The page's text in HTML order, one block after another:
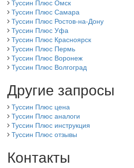
Туссин Плюс Омск
Туссин Плюс Самара
Туссин Плюс Ростов-на-Дону
Туссин Плюс Уфа
Туссин Плюс Красноярск
Туссин Плюс Пермь
Туссин Плюс Воронеж
Туссин Плюс Волгоград
Другие запросы
Туссин Плюс цена
Туссин Плюс аналоги
Туссин Плюс инструкция
Туссин Плюс отзывы
Контакты